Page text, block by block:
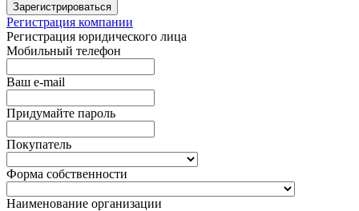
Зарегистрироваться
Регистрация компании
Регистрация юридического лица
Мобильный телефон
Ваш e-mail
Придумайте пароль
Покупатель
Форма собственности
Наименование организации